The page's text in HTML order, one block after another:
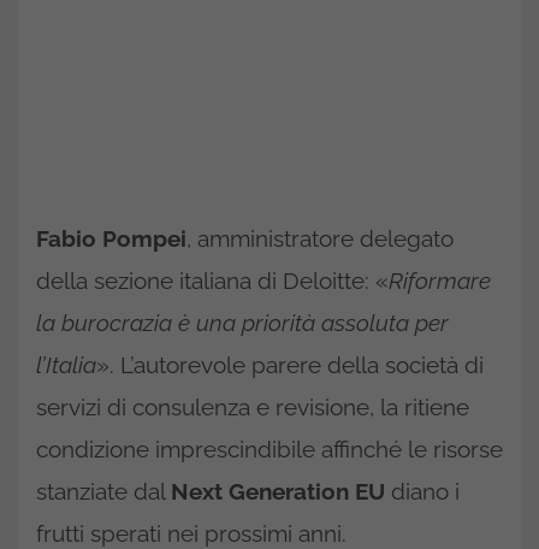
Fabio Pompei, amministratore delegato
della sezione italiana di Deloitte: «Riformare
la burocrazia è una priorità assoluta per
l’Italia». L’autorevole parere della società di
servizi di consulenza e revisione, la ritiene
condizione imprescindibile affinché le risorse
stanziate dal Next Generation EU diano i
frutti sperati nei prossimi anni.